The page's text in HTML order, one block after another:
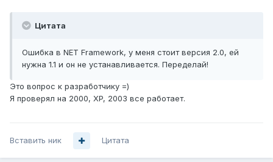
Цитата
Ошибка в NET Framework, у меня стоит версия 2.0, ей
нужна 1.1 и он не устанавливается. Переделай!
Это вопрос к разработчику =)
Я проверял на 2000, XP, 2003 все работает.
Вставить ник Цитата